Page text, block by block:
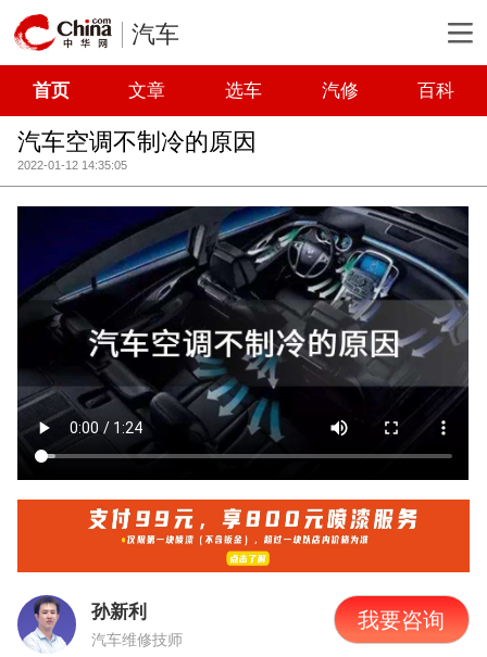
汽车
首页 文章 选车 汽修 百科
汽车空调不制冷的原因
2022-01-12 14:35:05
孙新利
汽车维修技师
我要咨询